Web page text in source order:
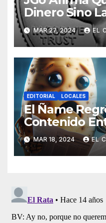
Dinero Sino
Pregunta:
Tendrán Una
MAR 27, 2024 EL
EDITORIAL LOCALES
El Ñame
Contenido
Generado
Artificial
MAR 18, 2024 EL